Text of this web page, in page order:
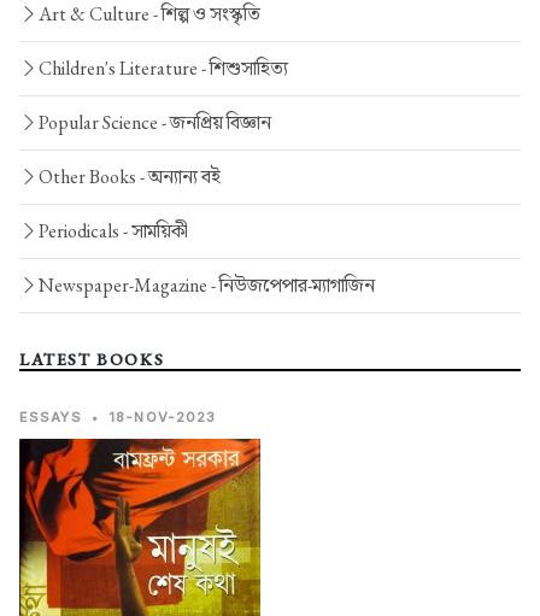
Art & Culture -শিল্প ও সংস্কৃতি
Children's Literature -শিশুসাহিত্য
Popular Science -জনপ্রিয় বিজ্ঞান
Other Books -অন্যান্য বই
Periodicals -সাময়িকী
Newspaper-Magazine -নিউজপেপার-ম্যাগাজিন
LATEST BOOKS
ESSAYS • 18-NOV-2023